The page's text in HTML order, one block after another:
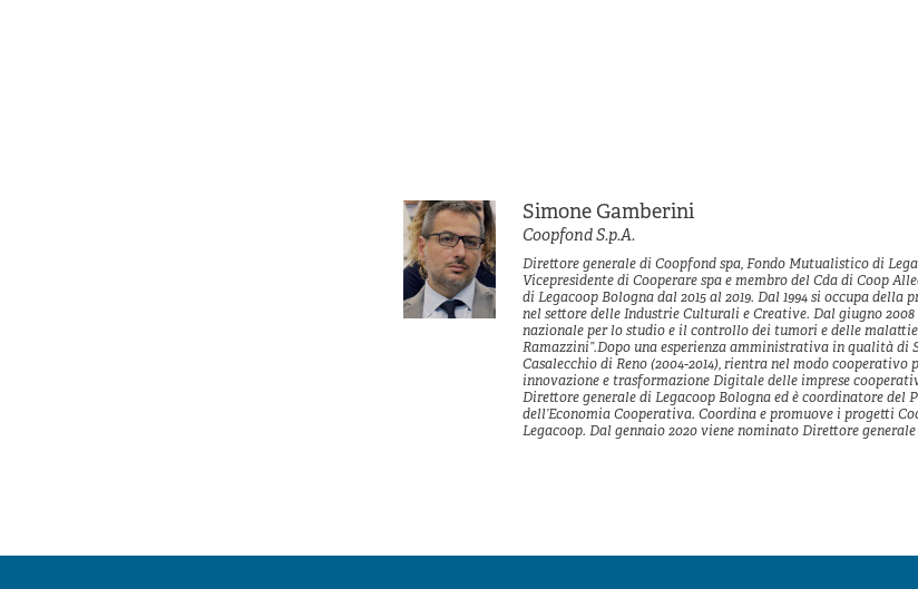
Simone Gamberini
Coopfond S.p.A.
Direttore generale di Coopfond spa, Fondo Mutualistico di
Vicepresidente di Cooperare spa e membro del Cda di Coop
di Legacoop Bologna dal 2015 al 2019. Dal 1994 si occupa della
nel settore delle Industrie Culturali e Creative. Dal giugno
nazionale per lo studio e il controllo dei tumori e delle
Ramazzini”.Dopo una esperienza amministrativa in qualità di
Casalecchio di Reno (2004-2014), rientra nel modo
innovazione e trasformazione Digitale delle imprese
Direttore generale di Legacoop Bologna ed è coordinatore del
dell’Economia Cooperativa. Coordina e promuove i progetti
Legacoop. Dal gennaio 2020 viene nominato Direttore